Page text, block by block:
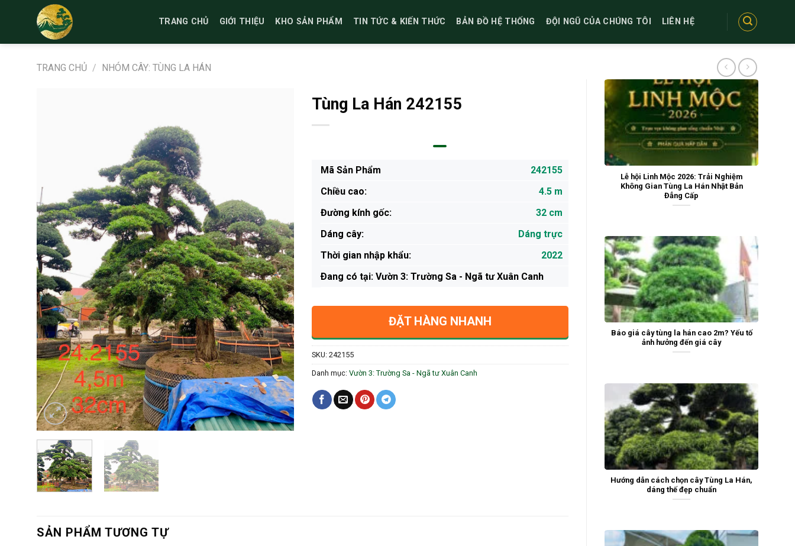
TRANG CHỦ GIỚI THIỆU KHO SẢN PHẨM TIN TỨC & KIẾN THỨC BẢN ĐỒ HỆ THỐNG ĐỘI NGŨ CỦA CHÚNG TÔI LIÊN HỆ
TRANG CHỦ / NHÓM CÂY: TÙNG LA HÁN
Lễ hội Linh Mộc 2026: Trải Nghiệm
Không Gian Tùng La Hán Nhật Bản
Đẳng Cấp
Báo giá cây tùng la hán cao 2m? Yếu tố
ảnh hưởng đến giá cây
Hướng dẫn cách chọn cây Tùng La Hán,
dáng thế đẹp chuẩn
Tùng La Hán 242155
Mã Sản Phẩm
242155
Chiều cao:
4.5 m
Đường kính gốc:
32 cm
Dáng cây:
Dáng trực
Thời gian nhập khẩu:
2022
Ðang có tại: Vườn 3: Trường Sa - Ngã tư Xuân Canh
ĐẶT HÀNG NHANH
SKU: 242155
Danh mục: Vườn 3: Trường Sa - Ngã tư Xuân Canh
SẢN PHẨM TƯƠNG TỰ